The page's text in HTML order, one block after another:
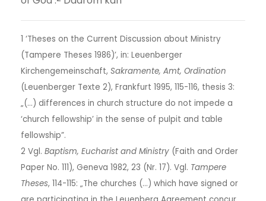
1 ‘Theses on the Current Discussion about Ministry
(Tampere Theses 1986)’, in: Leuenberger
Kirchengemeinschaft, Sakramente, Amt, Ordination
(Leuenberger Texte 2), Frankfurt 1995, 115-116, thesis 3:
„(…) differences in church structure do not impede a
‘church fellowship’ in the sense of pulpit and table
fellowship”.
2 Vgl. Baptism, Eucharist and Ministry (Faith and Order
Paper No. 111), Geneva 1982, 23 (Nr. 17). Vgl. Tampere
Theses, 114-115: „The churches (…) which have signed or